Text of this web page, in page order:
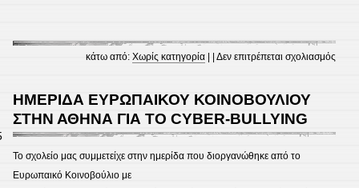
κάτω από:Χωρίς κατηγορία | |Δεν επιτρέπεται σχολιασμός
ΗΜΕΡΙΔΑ ΕΥΡΩΠΑΙΚΟΥ ΚΟΙΝΟΒΟΥΛΙΟΥ
ΣΤΗΝ ΑΘΗΝΑ ΓΙΑ ΤΟ CYBER-BULLYING
Το σχολείο μας συμμετείχε στην ημερίδα που διοργανώθηκε από το
Ευρωπαικό Κοινοβούλιο με